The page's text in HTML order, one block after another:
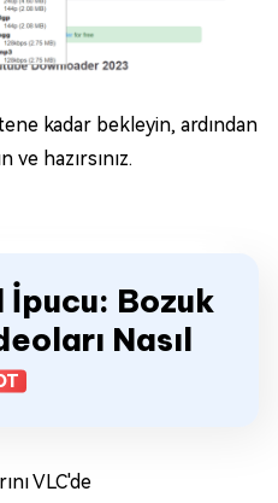
kadar bekleyin, ardından
ve hazırsınız.
Bozuk
Nasıl
VLC'de